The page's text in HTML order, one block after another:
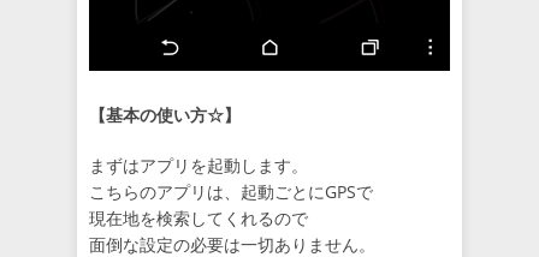
【基本の使い方☆】
まずはアプリを起動します。
こちらのアプリは、起動ごとにGPSで
現在地を検索してくれるので
面倒な設定の必要は一切ありません。